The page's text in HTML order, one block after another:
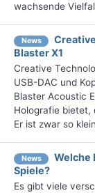
wachsende
News
Blaster X1
Creative
USB-DAC und
Blaster Acoustic
Holografie bietet,
Er ist zwar so
News
Welche
Spiele?
Es gibt viele